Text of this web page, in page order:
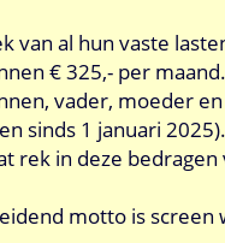
van al hun vaste
€ 325,- per maand.
vader, moeder
sinds 1 januari 2025).
rek in deze
motto is screen